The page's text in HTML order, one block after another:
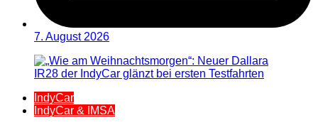
7. August 2026
IndyCar
IndyCar & IMSA